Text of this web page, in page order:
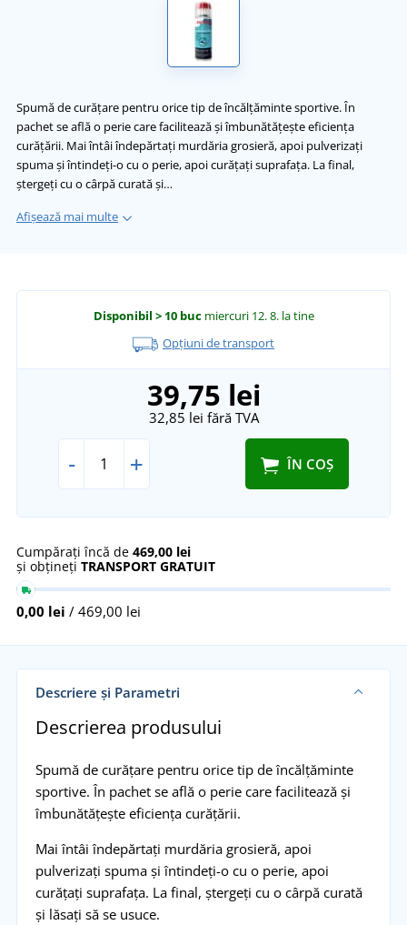
Spumă de curățare pentru orice tip de încălțăminte sportive. În
pachet se află o perie care facilitează și îmbunătățește eficiența
curățării. Mai întâi îndepărtați murdăria grosieră, apoi pulverizați
spuma și întindeți-o cu o perie, apoi curățați suprafața. La final,
ștergeți cu o cârpă curată și…
Afișează mai multe
Disponibil > 10 buc miercuri 12. 8. la tine
Opțiuni de transport
39,75 lei
32,85 lei fără TVA
- + ÎN COȘ
Cumpărați încă de 469,00 lei
și obțineți TRANSPORT GRATUIT
0,00 lei / 469,00 lei
Descriere și Parametri
Descrierea produsului
Spumă de curățare pentru orice tip de încălțăminte
sportive. În pachet se află o perie care facilitează și
îmbunătățește eficiența curățării.
Mai întâi îndepărtați murdăria grosieră, apoi
pulverizați spuma și întindeți-o cu o perie, apoi
curățați suprafața. La final, ștergeți cu o cârpă curată
și lăsați să se usuce.